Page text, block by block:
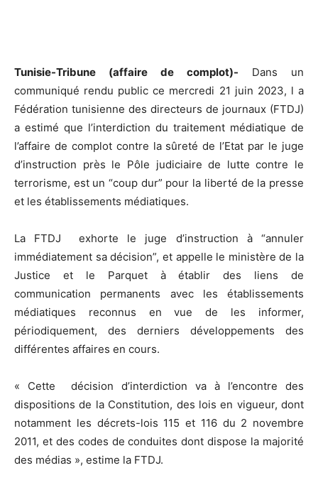
Tunisie-Tribune (affaire de complot)- Dans un
communiqué rendu public ce mercredi 21 juin 2023, l a
Fédération tunisienne des directeurs de journaux (FTDJ)
a estimé que l’interdiction du traitement médiatique de
l’affaire de complot contre la sûreté de l’Etat par le juge
d’instruction près le Pôle judiciaire de lutte contre le
terrorisme, est un “coup dur” pour la liberté de la presse
et les établissements médiatiques.
La FTDJ exhorte le juge d’instruction à “annuler
immédiatement sa décision”, et appelle le ministère de la
Justice et le Parquet à établir des liens de
communication permanents avec les établissements
médiatiques reconnus en vue de les informer,
périodiquement, des derniers développements des
différentes affaires en cours.
« Cette décision d’interdiction va à l’encontre des
dispositions de la Constitution, des lois en vigueur, dont
notamment les décrets-lois 115 et 116 du 2 novembre
2011, et des codes de conduites dont dispose la majorité
des médias », estime la FTDJ.